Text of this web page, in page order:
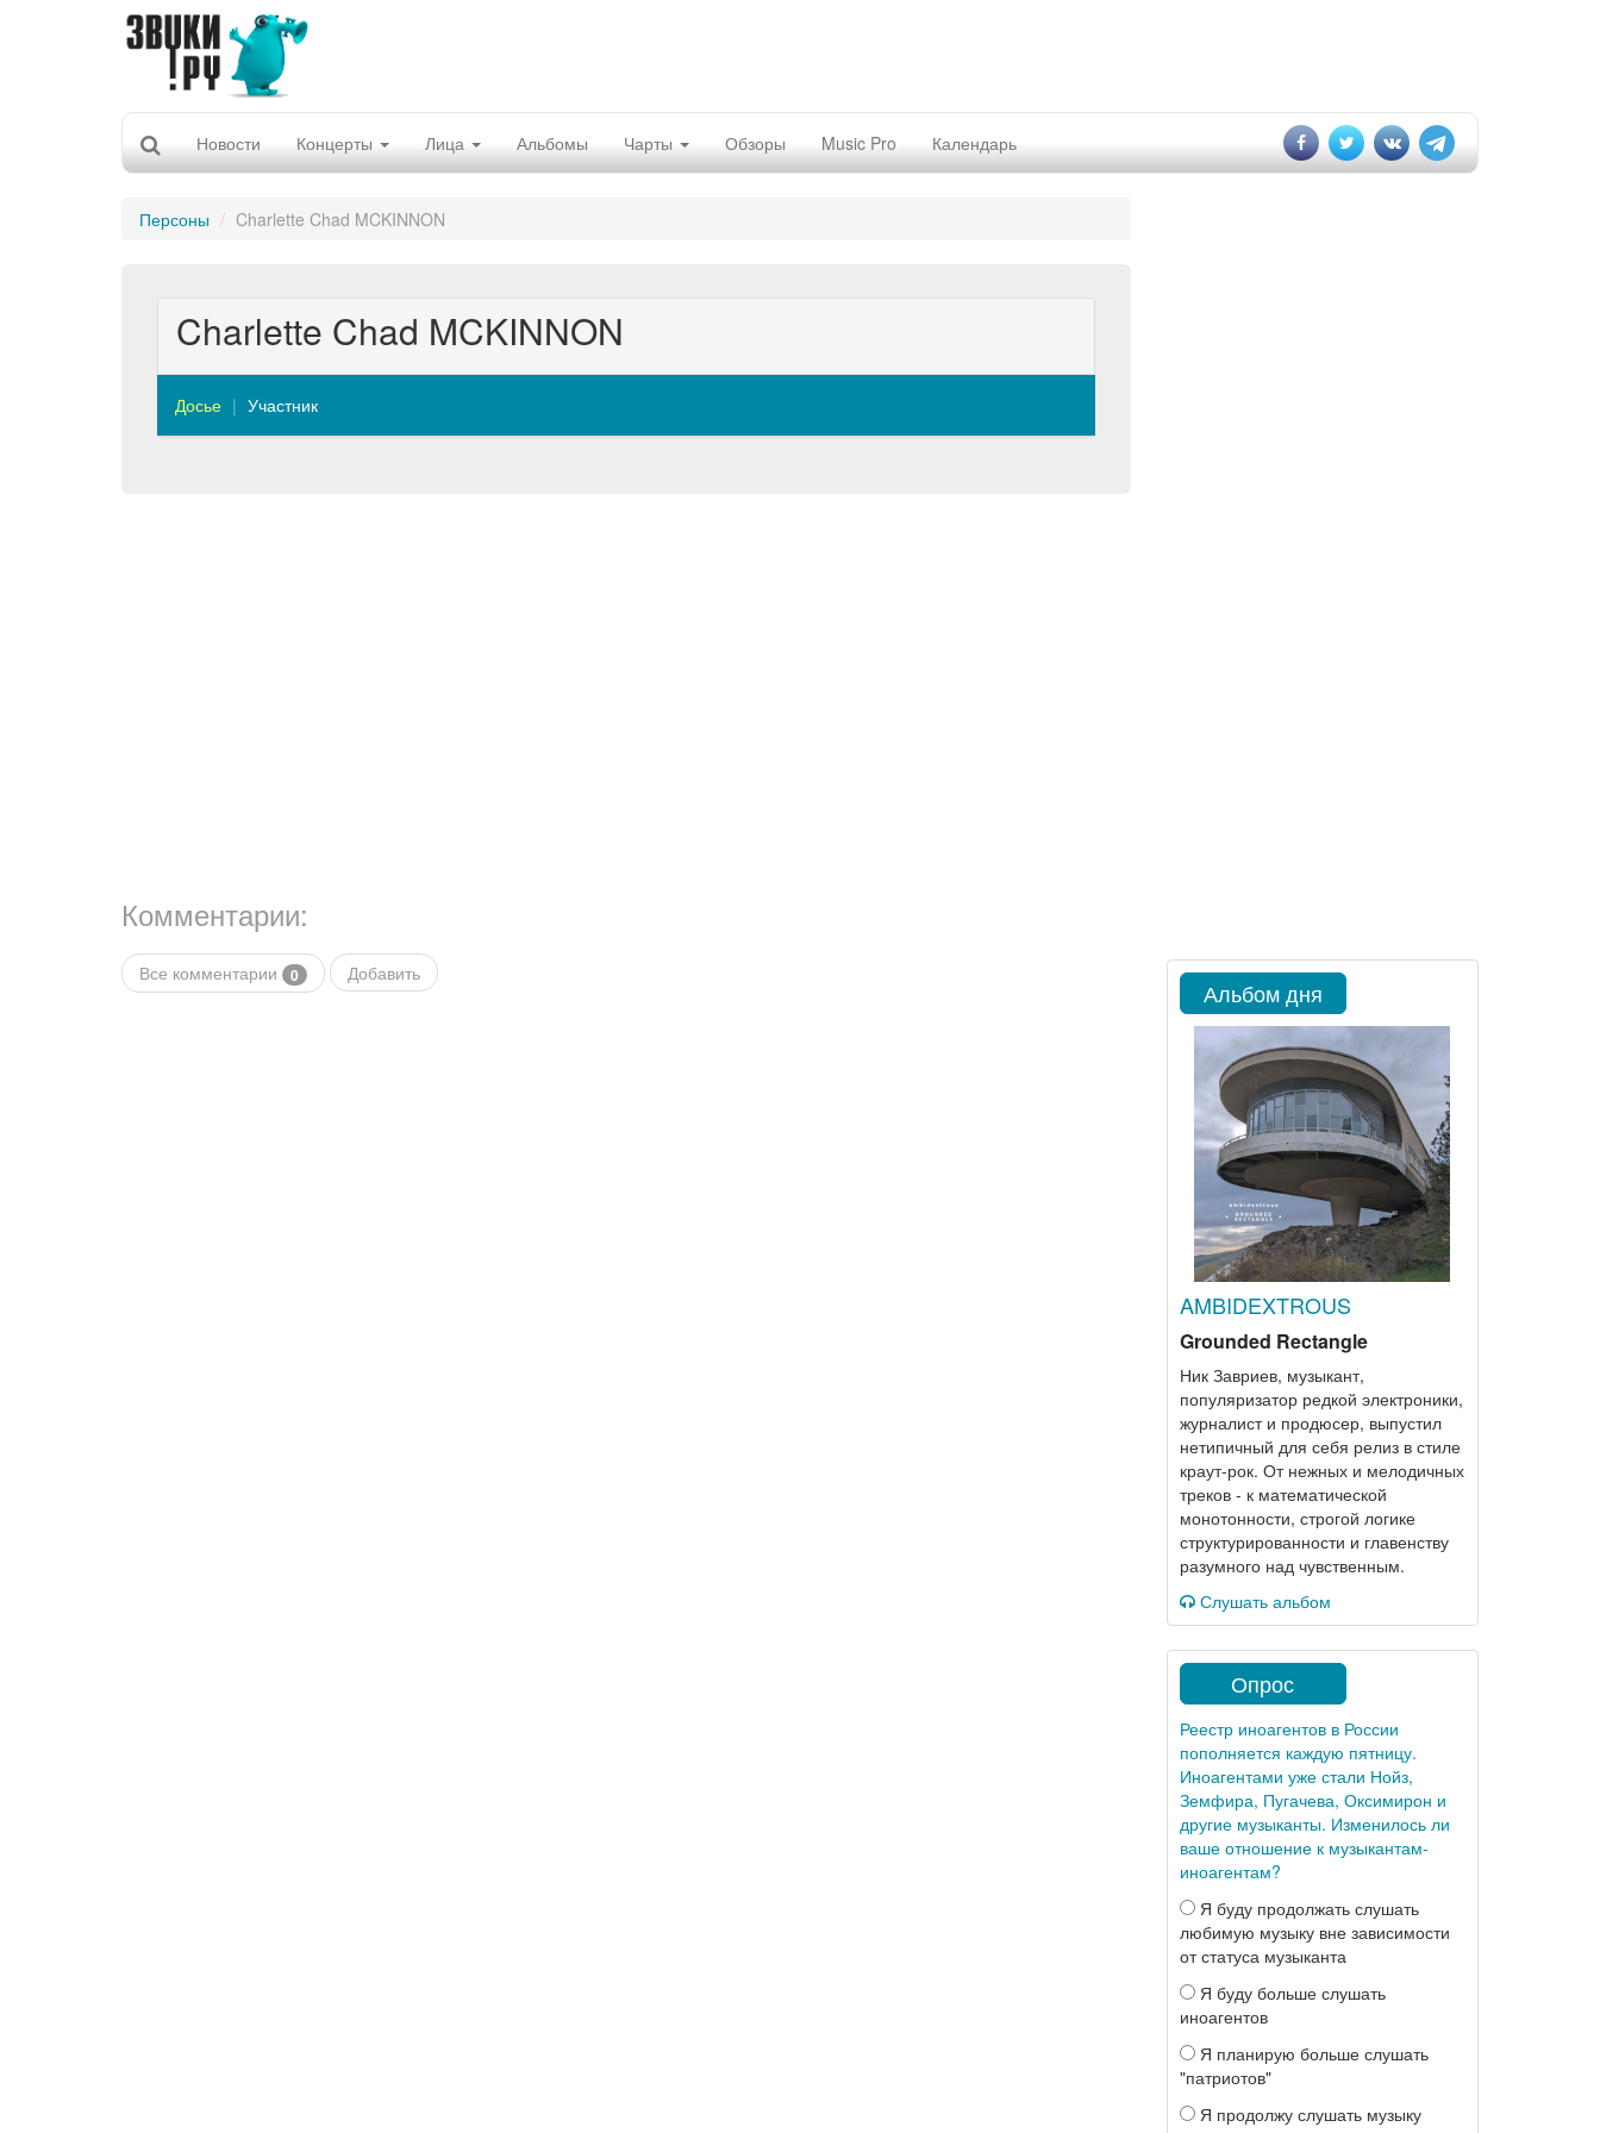
Новости Концерты Лица Альбомы Чарты Обзоры Music Pro Календарь
Персоны Charlette Chad MCKINNON
Charlette Chad MCKINNON
Досье Участник
Комментарии:
Все комментарии 0 Добавить
Альбом дня
AMBIDEXTROUS
Grounded Rectangle
Ник Завриев, музыкант,
популяризатор редкой электроники,
журналист и продюсер, выпустил
нетипичный для себя релиз в стиле
краут-рок. От нежных и мелодичных
треков - к математической
монотонности, строгой логике
структурированности и главенству
разумного над чувственным.
Слушать альбом
Опрос
Реестр иноагентов в России
пополняется каждую пятницу.
Иноагентами уже стали Нойз,
Земфира, Пугачева, Оксимирон и
другие музыканты. Изменилось ли
ваше отношение к музыкантам-
иноагентам?
Я буду продолжать слушать
любимую музыку вне зависимости
от статуса музыканта
Я буду больше слушать
иноагентов
Я планирую больше слушать
"патриотов"
Я продолжу слушать музыку